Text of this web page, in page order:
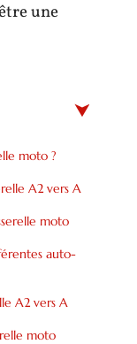
une
moto ?
A2 vers A
moto
auto-
A2 vers A
moto